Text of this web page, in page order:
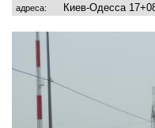
адреса: Киев-Одесса